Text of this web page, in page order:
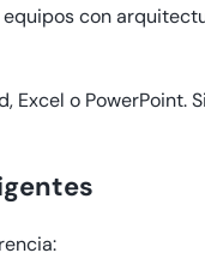
con
Excel o